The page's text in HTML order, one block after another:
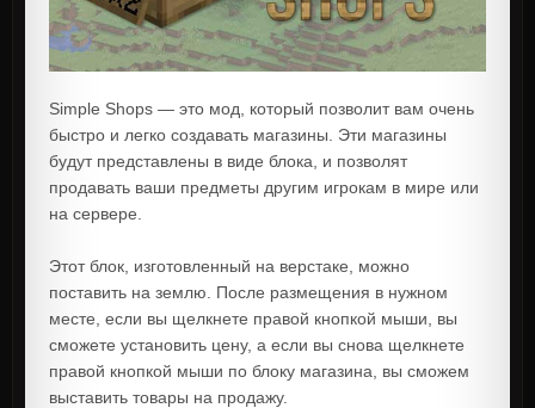
Simple Shops — это мод, который позволит вам очень
быстро и легко создавать магазины. Эти магазины
будут представлены в виде блока, и позволят
продавать ваши предметы другим игрокам в мире или
на сервере.
Этот блок, изготовленный на верстаке, можно
поставить на землю. После размещения в нужном
месте, если вы щелкнете правой кнопкой мыши, вы
сможете установить цену, а если вы снова щелкнете
правой кнопкой мыши по блоку магазина, вы сможем
выставить товары на продажу.